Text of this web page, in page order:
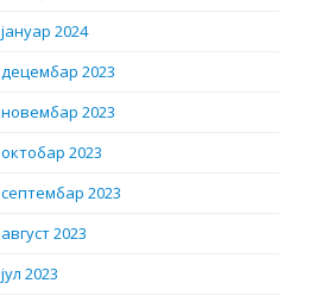
јануар 2024
децембар 2023
новембар 2023
октобар 2023
септембар 2023
август 2023
јул 2023